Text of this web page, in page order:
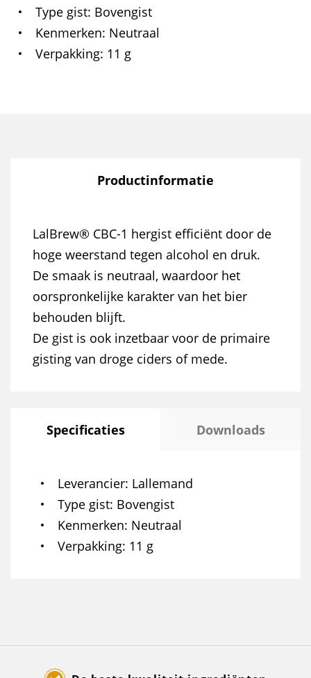
Type gist Bovengist
Kenmerken Neutraal
Verpakking 11 g
Productinformatie
LalBrew® CBC-1 hergist efficiënt door de
hoge weerstand tegen alcohol en druk.
De smaak is neutraal, waardoor het
oorspronkelijke karakter van het bier
behouden blijft.
De gist is ook inzetbaar voor de primaire
gisting van droge ciders of mede.
Specificaties Downloads
Leverancier Lallemand
Type gist Bovengist
Kenmerken Neutraal
Verpakking 11 g